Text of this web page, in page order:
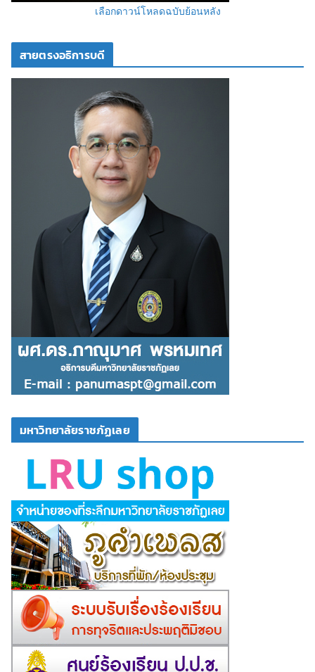
เลือกดาวน์โหลดฉบับย้อนหลัง
สายตรงอธิการบดี
มหาวิทยาลัยราชภัฏเลย